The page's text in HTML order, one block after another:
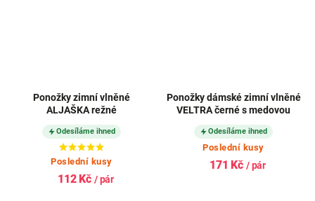
Ponožky zimní vlněné
ALJAŠKA režné
Odesíláme ihned
Poslední kusy
112 Kč / pár
Ponožky dámské zimní vlněné
VELTRA černé s medovou
Odesíláme ihned
Poslední kusy
171 Kč / pár